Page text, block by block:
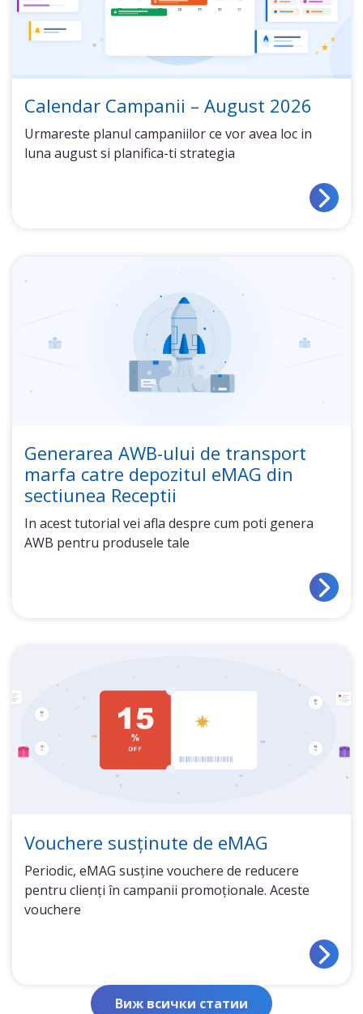
Calendar Campanii – August 2026
Urmareste planul campaniilor ce vor avea loc in
luna august si planifica-ti strategia
Generarea AWB-ului de transport
marfa catre depozitul eMAG din
sectiunea Receptii
In acest tutorial vei afla despre cum poti genera
AWB pentru produsele tale
Vouchere susținute de eMAG
Periodic, eMAG susține vouchere de reducere
pentru clienți în campanii promoționale. Aceste
vouchere
Виж всички статии